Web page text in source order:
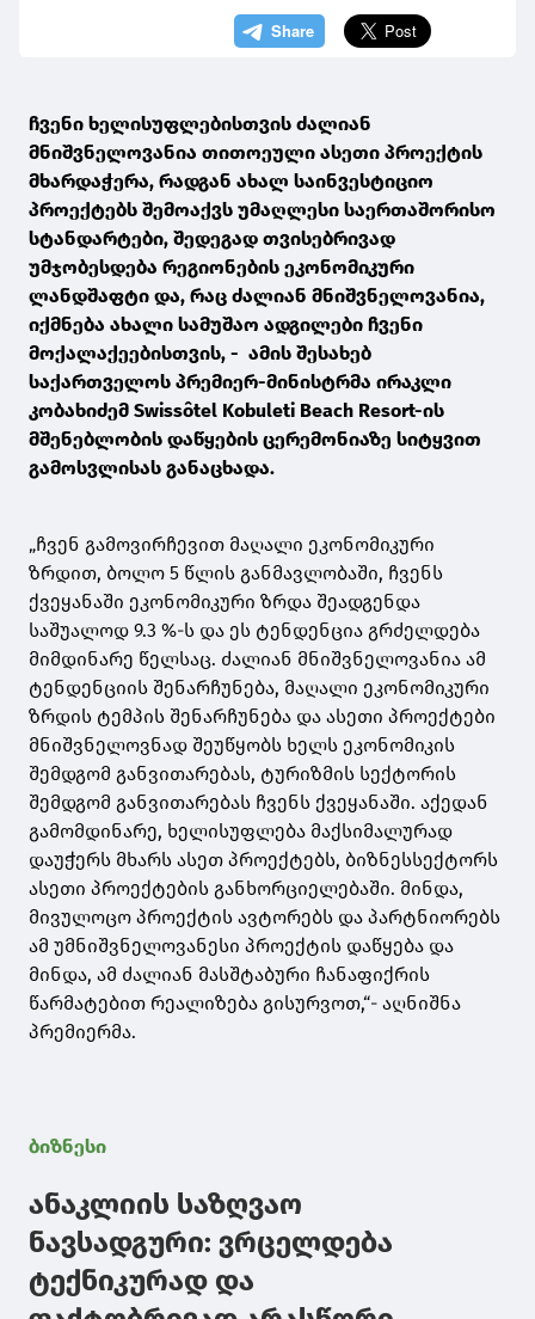
ჩვენი ხელისუფლებისთვის ძალიან
მნიშვნელოვანია თითოეული ასეთი პროექტის
მხარდაჭერა, რადგან ახალ საინვესტიციო
პროექტებს შემოაქვს უმაღლესი საერთაშორისო
სტანდარტები, შედეგად თვისებრივად
უმჯობესდება რეგიონების ეკონომიკური
ლანდშაფტი და, რაც ძალიან მნიშვნელოვანია,
იქმნება ახალი სამუშაო ადგილები ჩვენი
მოქალაქეებისთვის, - ამის შესახებ
საქართველოს პრემიერ-მინისტრმა ირაკლი
კობახიძემ Swissôtel Kobuleti Beach Resort-ის
მშენებლობის დაწყების ცერემონიაზე სიტყვით
გამოსვლისას განაცხადა.
„ჩვენ გამოვირჩევით მაღალი ეკონომიკური
ზრდით, ბოლო 5 წლის განმავლობაში, ჩვენს
ქვეყანაში ეკონომიკური ზრდა შეადგენდა
საშუალოდ 9.3 %-ს და ეს ტენდენცია გრძელდება
მიმდინარე წელსაც. ძალიან მნიშვნელოვანია ამ
ტენდენციის შენარჩუნება, მაღალი ეკონომიკური
ზრდის ტემპის შენარჩუნება და ასეთი პროექტები
მნიშვნელოვნად შეუწყობს ხელს ეკონომიკის
შემდგომ განვითარებას, ტურიზმის სექტორის
შემდგომ განვითარებას ჩვენს ქვეყანაში. აქედან
გამომდინარე, ხელისუფლება მაქსიმალურად
დაუჭერს მხარს ასეთ პროექტებს, ბიზნესსექტორს
ასეთი პროექტების განხორციელებაში. მინდა,
მივულოცო პროექტის ავტორებს და პარტნიორებს
ამ უმნიშვნელოვანესი პროექტის დაწყება და
მინდა, ამ ძალიან მასშტაბური ჩანაფიქრის
წარმატებით რეალიზება გისურვოთ,“- აღნიშნა
პრემიერმა.
ბიზნესი
ანაკლიის საზღვაო
ნავსადგური: ვრცელდება
ტექნიკურად და